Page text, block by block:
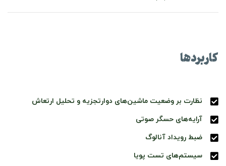
کاربردها
نظارت بر وضعیت ماشین‌های دوارتجزیه و تحلیل ارتعاش
آرایه‌های حسگر صوتی
ضبط رویداد آنالوگ
سیستم‌های تست پویا